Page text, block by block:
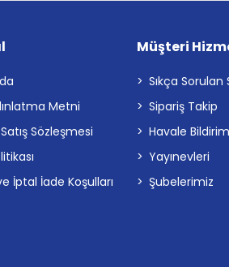
Metni
Sözleşmesi
İptal İade Koşulları
Müşteri
Sıkça Sorulan
Sipariş Takip
Havale
Yayınevleri
Şubelerimiz